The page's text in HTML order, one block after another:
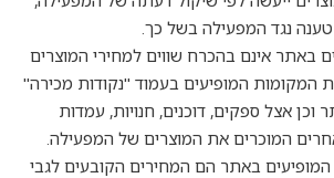
נגד המפעילה בשל כך.
באתר אינם בהכרח שווים למחירי המוצרים
המקומות המופיעים בעמוד "נקודות מכירה"
וכן אצל ספקים, דוכנים, חנויות, עמדות
המוכרים את המוצרים של המפעילה.
באתר הם המחירים הקובעים לגבי